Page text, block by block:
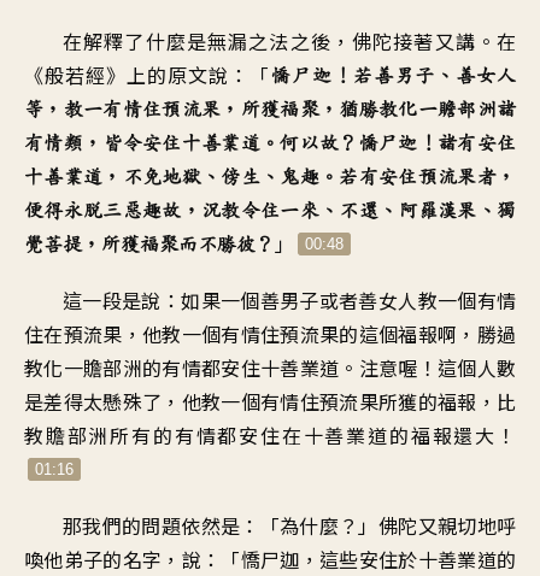
在解釋了什麼是無漏之法之後，佛陀接著又講。在
《般若經》上的原文說：「憍尸迦！若善男子、善女人
等，教一有情住預流果，所獲福聚，猶勝教化一贍部洲諸
有情類，皆令安住十善業道。何以故？憍尸迦！諸有安住
十善業道，不免地獄、傍生、鬼趣。若有安住預流果者，
便得永脫三惡趣故，況教令住一來、不還、阿羅漢果、獨
覺菩提，所獲福聚而不勝彼？ 」 00:48
這一段是說：如果一個善男子或者善女人教一個有情
住在預流果，他教一個有情住預流果的這個福報啊，勝過
教化一贍部洲的有情都安住十善業道。注意喔！這個人數
是差得太懸殊了，他教一個有情住預流果所獲的福報，比
教贍部洲所有的有情都安住在十善業道的福報還大！
01:16
那我們的問題依然是：「為什麼？」佛陀又親切地呼
喚他弟子的名字，說：「憍尸迦，這些安住於十善業道的